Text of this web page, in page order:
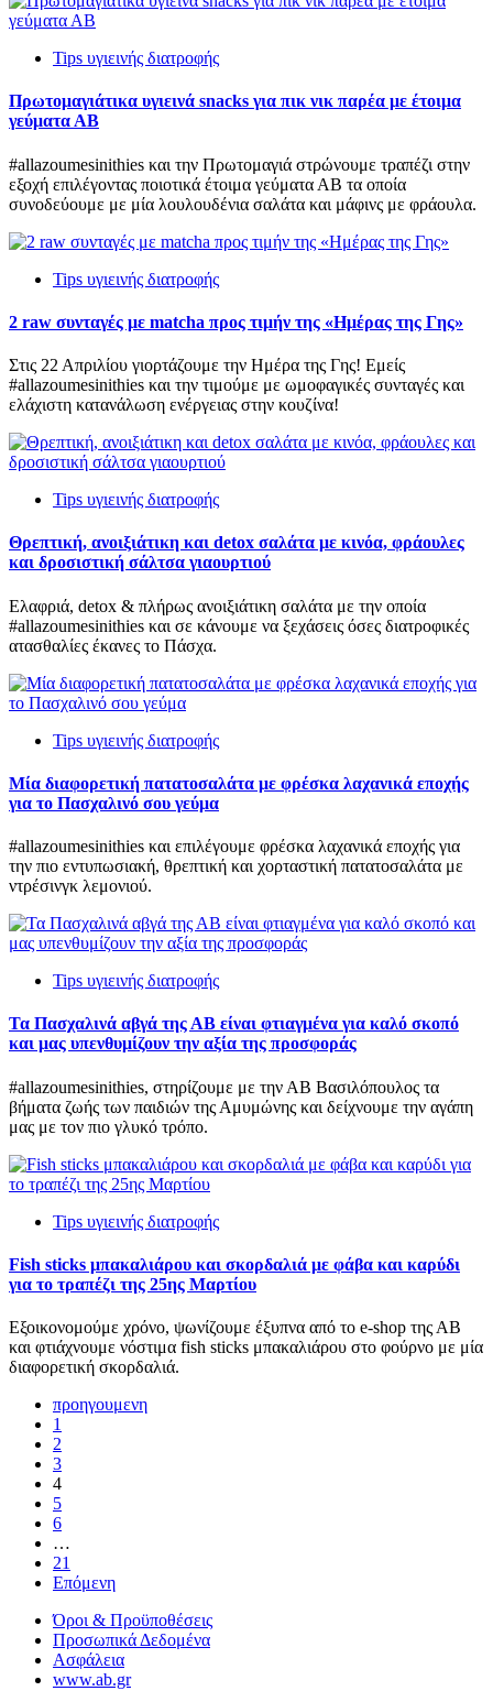
Tips υγιεινής διατροφής
Πρωτομαγιάτικα υγιεινά snacks για πικ νικ παρέα με έτοιμα
γεύματα ΑΒ
#allazoumesinithies και την Πρωτομαγιά στρώνουμε τραπέζι στην
εξοχή επιλέγοντας ποιοτικά έτοιμα γεύματα ΑΒ τα οποία
συνοδεύουμε με μία λουλουδένια σαλάτα και μάφινς με φράουλα.
Tips υγιεινής διατροφής
2 raw συνταγές με matcha προς τιμήν της «Ημέρας της Γης»
Στις 22 Απριλίου γιορτάζουμε την Ημέρα της Γης! Εμείς
#allazoumesinithies και την τιμούμε με ωμοφαγικές συνταγές και
ελάχιστη κατανάλωση ενέργειας στην κουζίνα!
Tips υγιεινής διατροφής
Θρεπτική, ανοιξιάτικη και detox σαλάτα με κινόα, φράουλες
και δροσιστική σάλτσα γιαουρτιού
Ελαφριά, detox & πλήρως ανοιξιάτικη σαλάτα με την οποία
#allazoumesinithies και σε κάνουμε να ξεχάσεις όσες διατροφικές
ατασθαλίες έκανες το Πάσχα.
Tips υγιεινής διατροφής
Μία διαφορετική πατατοσαλάτα με φρέσκα λαχανικά εποχής
για το Πασχαλινό σου γεύμα
#allazoumesinithies και επιλέγουμε φρέσκα λαχανικά εποχής για
την πιο εντυπωσιακή, θρεπτική και χορταστική πατατοσαλάτα με
ντρέσινγκ λεμονιού.
Tips υγιεινής διατροφής
Τα Πασχαλινά αβγά της ΑΒ είναι φτιαγμένα για καλό σκοπό
και μας υπενθυμίζουν την αξία της προσφοράς
#allazoumesinithies, στηρίζουμε με την ΑΒ Βασιλόπουλος τα
βήματα ζωής των παιδιών της Αμυμώνης και δείχνουμε την αγάπη
μας με τον πιο γλυκό τρόπο.
Tips υγιεινής διατροφής
Fish sticks μπακαλιάρου και σκορδαλιά με φάβα και καρύδι
για το τραπέζι της 25ης Μαρτίου
Εξοικονομούμε χρόνο, ψωνίζουμε έξυπνα από το e-shop της ΑΒ
και φτιάχνουμε νόστιμα fish sticks μπακαλιάρου στο φούρνο με μία
διαφορετική σκορδαλιά.
προηγουμενη
1
2
3
4
5
6
…
21
Επόμενη
Όροι & Προϋποθέσεις
Προσωπικά Δεδομένα
Ασφάλεια
www.ab.gr